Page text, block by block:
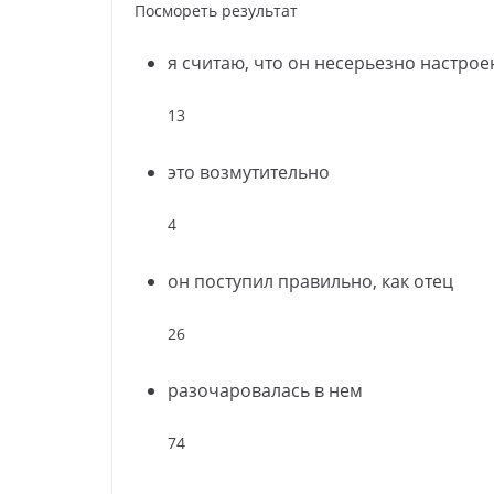
Посмореть результат
я считаю, что он несерьезно
13
это возмутительно
4
он поступил правильно, как отец
26
разочаровалась в нем
74